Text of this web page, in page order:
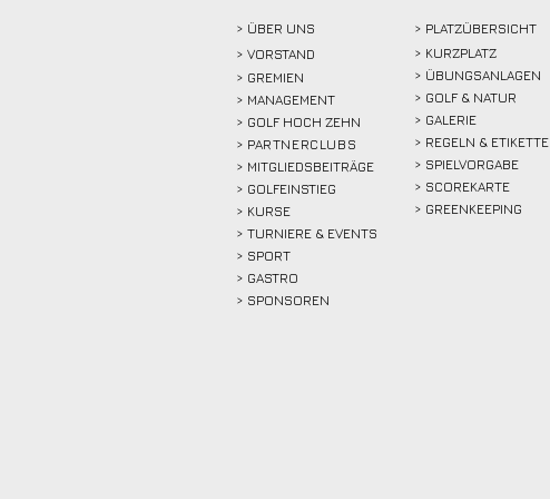
> ÜBER UNS
> VORSTAND
> GREMIEN
> MANAGEMENT
> GOLF HOCH ZEHN
> PARTNERCLUBS
> MITGLIEDSBEITRÄGE
> GOLFEINSTIEG
> KURSE
> TURNIERE & EVENTS
> SPORT
> GASTRO
> SPONSOREN
> PLATZÜBERSICHT
> KURZPLATZ
> ÜBUNGSANLAGEN
> GOLF & NATUR
> GALERIE
> REGELN & ETIKETTE
> SPIELVORGABE
> SCOREKARTE
> GREENKEEPING